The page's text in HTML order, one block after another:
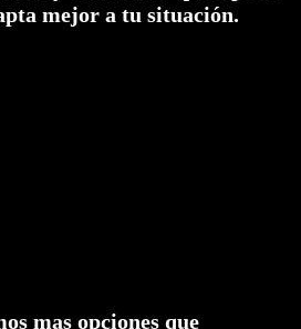
mejor a tu situación.
mas opciones que